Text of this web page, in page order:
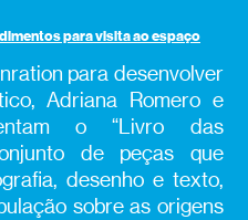
para visita ao espaço
para desenvolver
Adriana Romero e
o “Livro das
de peças que
desenho e texto,
sobre as origens